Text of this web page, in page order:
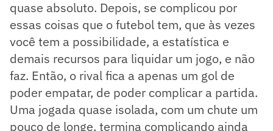
quase absoluto. Depois, se complicou por
essas coisas que o futebol tem, que às vezes
você tem a possibilidade, a estatística e
demais recursos para liquidar um jogo, e não
faz. Então, o rival fica a apenas um gol de
poder empatar, de poder complicar a partida.
Uma jogada quase isolada, com um chute um
pouco de longe, termina complicando ainda